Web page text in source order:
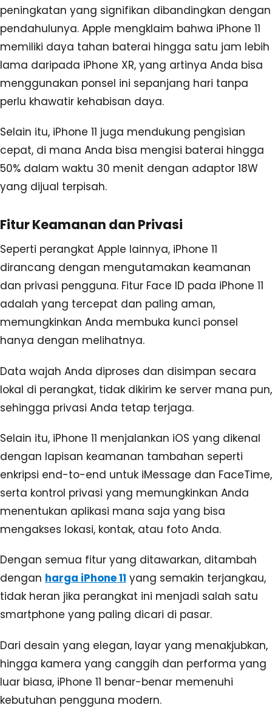
peningkatan yang signifikan dibandingkan dengan
pendahulunya. Apple mengklaim bahwa iPhone 11
memiliki daya tahan baterai hingga satu jam lebih
lama daripada iPhone XR, yang artinya Anda bisa
menggunakan ponsel ini sepanjang hari tanpa
perlu khawatir kehabisan daya.
Selain itu, iPhone 11 juga mendukung pengisian
cepat, di mana Anda bisa mengisi baterai hingga
50% dalam waktu 30 menit dengan adaptor 18W
yang dijual terpisah.
Fitur Keamanan dan Privasi
Seperti perangkat Apple lainnya, iPhone 11
dirancang dengan mengutamakan keamanan
dan privasi pengguna. Fitur Face ID pada iPhone 11
adalah yang tercepat dan paling aman,
memungkinkan Anda membuka kunci ponsel
hanya dengan melihatnya.
Data wajah Anda diproses dan disimpan secara
lokal di perangkat, tidak dikirim ke server mana pun,
sehingga privasi Anda tetap terjaga.
Selain itu, iPhone 11 menjalankan iOS yang dikenal
dengan lapisan keamanan tambahan seperti
enkripsi end-to-end untuk iMessage dan FaceTime,
serta kontrol privasi yang memungkinkan Anda
menentukan aplikasi mana saja yang bisa
mengakses lokasi, kontak, atau foto Anda.
Dengan semua fitur yang ditawarkan, ditambah
dengan harga iPhone 11 yang semakin terjangkau,
tidak heran jika perangkat ini menjadi salah satu
smartphone yang paling dicari di pasar.
Dari desain yang elegan, layar yang menakjubkan,
hingga kamera yang canggih dan performa yang
luar biasa, iPhone 11 benar-benar memenuhi
kebutuhan pengguna modern.